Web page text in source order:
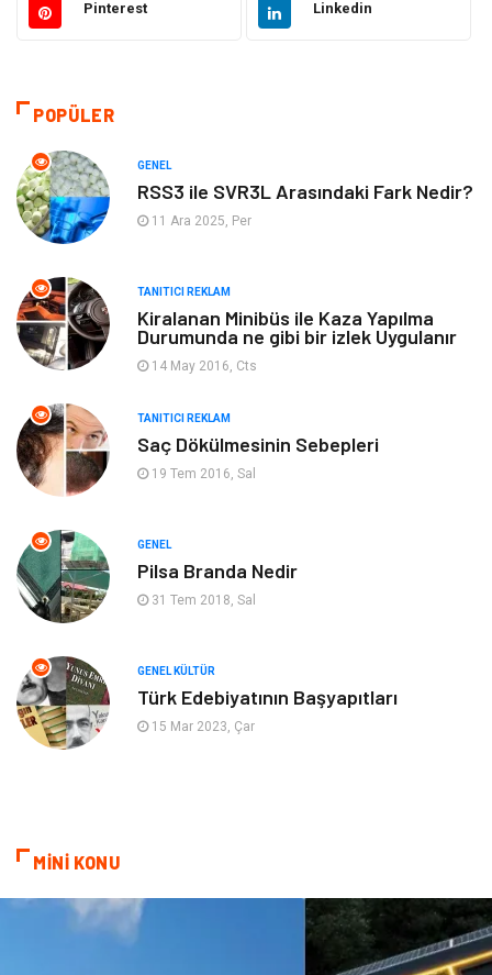
Giyim
Otomotiv
Gıda
Anne & Çocuk Müzik
Tatil Genel Kültür
Emlak
Ev İşleri
Gençlik & Eğlence
Sigorta
Mobilya
Pinterest Linkedin
POPÜLER
GENEL
RSS3 ile SVR3L Arasındaki Fark Nedir?
11 Ara 2025, Per
TANITICI REKLAM
Kiralanan Minibüs ile Kaza Yapılma
Durumunda ne gibi bir izlek Uygulanır
14 May 2016, Cts
TANITICI REKLAM
Saç Dökülmesinin Sebepleri
19 Tem 2016, Sal
GENEL
Pilsa Branda Nedir
31 Tem 2018, Sal
GENEL KÜLTÜR
Türk Edebiyatının Başyapıtları
15 Mar 2023, Çar
MİNİ KONU